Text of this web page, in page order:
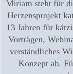
Miriam steht für
Herzensprojekt
13 Jahren für
Vorträgen,
verständliches
Konzept ab.